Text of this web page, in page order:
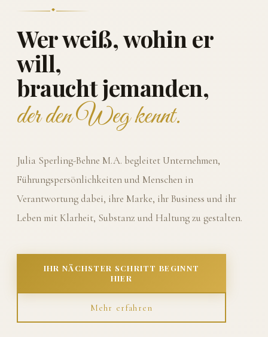
Wer weiß, wohin er
will,
braucht jemanden,
der den Weg kennt.
Julia Sperling-Behne M.A. begleitet Unternehmen,
Führungspersönlichkeiten und Menschen in
Verantwortung dabei, ihre Marke, ihr Business und ihr
Leben mit Klarheit, Substanz und Haltung zu gestalten.
IHR NÄCHSTER SCHRITT BEGINNT
HIER
Mehr erfahren